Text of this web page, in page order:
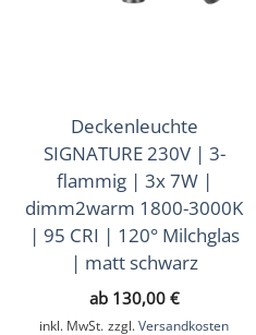
Deckenleuchte
SIGNATURE 230V | 3-
flammig | 3x 7W |
dimm2warm 1800-3000K
| 95 CRI | 120° Milchglas
| matt schwarz
ab 130,00 €
inkl. MwSt. zzgl. Versandkosten